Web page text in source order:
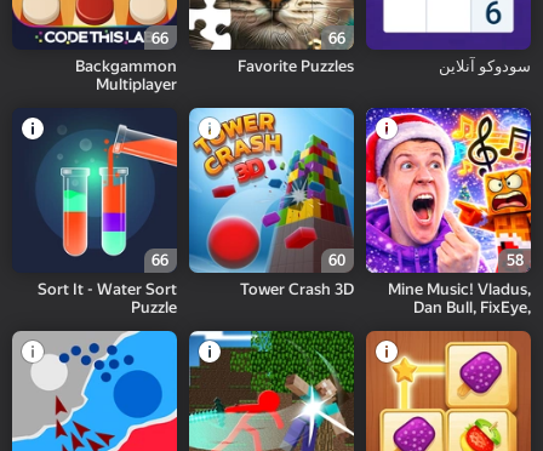
سودوکو آنلاین
66
Favorite Puzzles
66
Backgammon
Multiplayer
58
Mine Music! Vladus,
Dan Bull, FixEye,
60
Tower Crash 3D
66
Sort It - Water Sort
Puzzle